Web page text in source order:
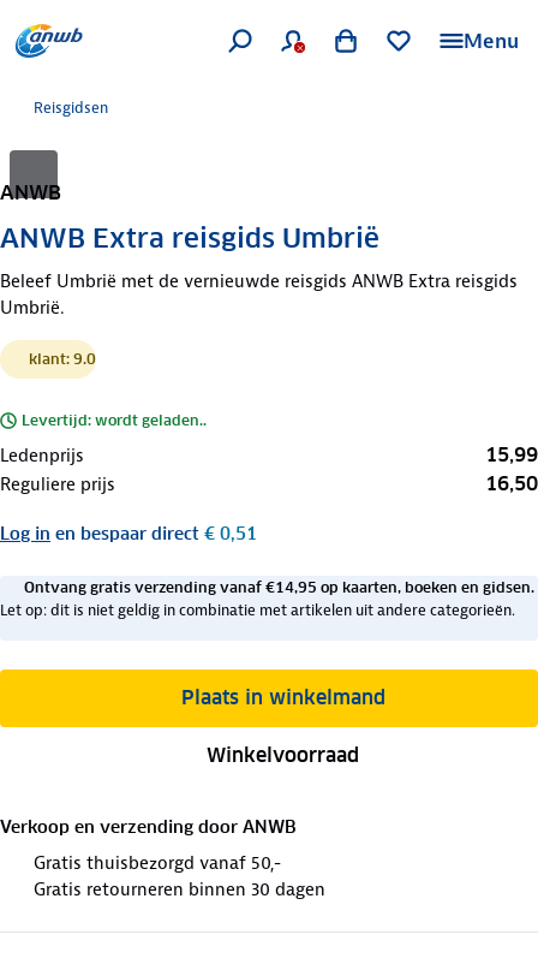
Menu
Reisgidsen
ANWB
ANWB Extra reisgids Umbrië
Beleef Umbrië met de vernieuwde reisgids ANWB Extra reisgids
Umbrië.
klant: 9.0
Levertijd: wordt geladen..
Ledenprijs 15,99
Reguliere prijs 16,50
Log in en bespaar direct € 0,51
Ontvang gratis verzending vanaf €14,95 op kaarten, boeken en gidsen.
Let op: dit is niet geldig in combinatie met artikelen uit andere categorieën.
Plaats in winkelmand
Winkelvoorraad
Verkoop en verzending door ANWB
Gratis thuisbezorgd vanaf 50,-
Gratis retourneren binnen 30 dagen